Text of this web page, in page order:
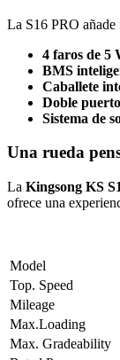
La S16 PRO añade
4 faros de 5
BMS
Caballete
Doble
Sistema de
Una rueda
La Kingsong KS
ofrece una
Model
Top. Speed
Mileage
Max.Loading
Max. Gradeability